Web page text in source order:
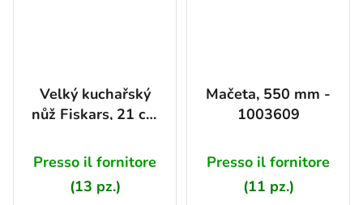
Velký kuchařský
nůž Fiskars, 21 cm
Presso il fornitore
(13 pz.)
Mačeta, 550 mm -
1003609
Presso il fornitore
(11 pz.)